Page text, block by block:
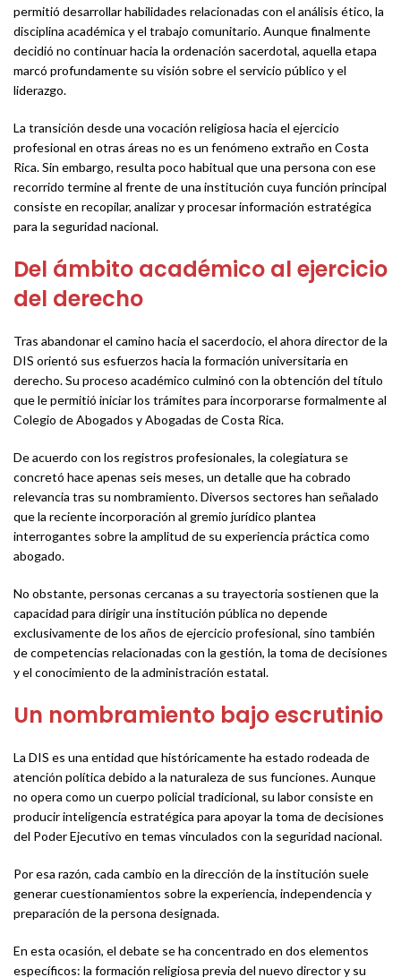
permitió desarrollar habilidades relacionadas con el análisis ético, la
disciplina académica y el trabajo comunitario. Aunque finalmente
decidió no continuar hacia la ordenación sacerdotal, aquella etapa
marcó profundamente su visión sobre el servicio público y el
liderazgo.
La transición desde una vocación religiosa hacia el ejercicio
profesional en otras áreas no es un fenómeno extraño en Costa
Rica. Sin embargo, resulta poco habitual que una persona con ese
recorrido termine al frente de una institución cuya función principal
consiste en recopilar, analizar y procesar información estratégica
para la seguridad nacional.
Del ámbito académico al ejercicio
del derecho
Tras abandonar el camino hacia el sacerdocio, el ahora director de la
DIS orientó sus esfuerzos hacia la formación universitaria en
derecho. Su proceso académico culminó con la obtención del título
que le permitió iniciar los trámites para incorporarse formalmente al
Colegio de Abogados y Abogadas de Costa Rica.
De acuerdo con los registros profesionales, la colegiatura se
concretó hace apenas seis meses, un detalle que ha cobrado
relevancia tras su nombramiento. Diversos sectores han señalado
que la reciente incorporación al gremio jurídico plantea
interrogantes sobre la amplitud de su experiencia práctica como
abogado.
No obstante, personas cercanas a su trayectoria sostienen que la
capacidad para dirigir una institución pública no depende
exclusivamente de los años de ejercicio profesional, sino también
de competencias relacionadas con la gestión, la toma de decisiones
y el conocimiento de la administración estatal.
Un nombramiento bajo escrutinio
La DIS es una entidad que históricamente ha estado rodeada de
atención política debido a la naturaleza de sus funciones. Aunque
no opera como un cuerpo policial tradicional, su labor consiste en
producir inteligencia estratégica para apoyar la toma de decisiones
del Poder Ejecutivo en temas vinculados con la seguridad nacional.
Por esa razón, cada cambio en la dirección de la institución suele
generar cuestionamientos sobre la experiencia, independencia y
preparación de la persona designada.
En esta ocasión, el debate se ha concentrado en dos elementos
específicos: la formación religiosa previa del nuevo director y su